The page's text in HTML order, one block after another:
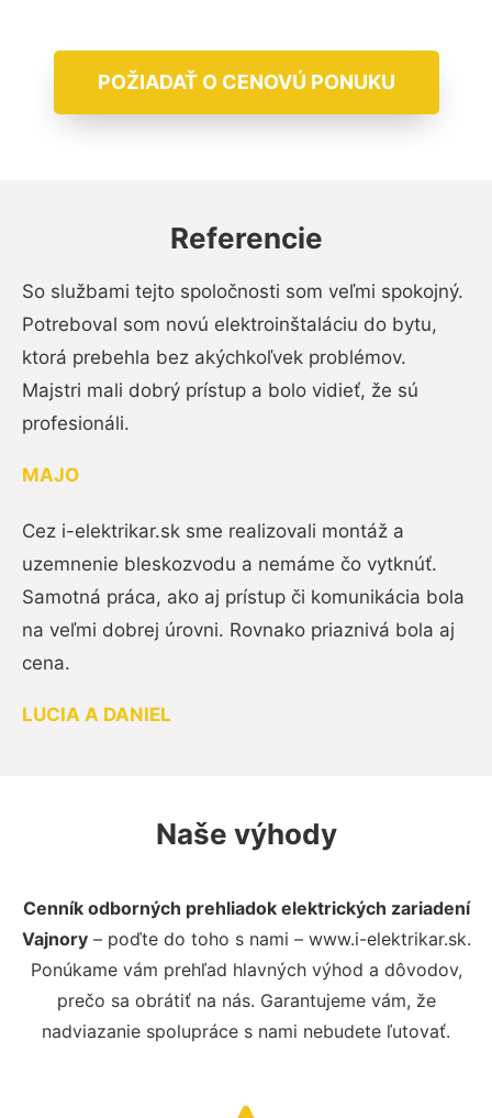
POŽIADAŤ O CENOVÚ PONUKU
Referencie
So službami tejto spoločnosti som veľmi spokojný.
Potreboval som novú elektroinštaláciu do bytu,
ktorá prebehla bez akýchkoľvek problémov.
Majstri mali dobrý prístup a bolo vidieť, že sú
profesionáli.
MAJO
Cez i-elektrikar.sk sme realizovali montáž a
uzemnenie bleskozvodu a nemáme čo vytknúť.
Samotná práca, ako aj prístup či komunikácia bola
na veľmi dobrej úrovni. Rovnako priaznivá bola aj
cena.
LUCIA A DANIEL
Naše výhody
Cenník odborných prehliadok elektrických zariadení
Vajnory– poďte do toho s nami – www.i-elektrikar.sk.
Ponúkame vám prehľad hlavných výhod a dôvodov,
prečo sa obrátiť na nás. Garantujeme vám, že
nadviazanie spolupráce s nami nebudete ľutovať.